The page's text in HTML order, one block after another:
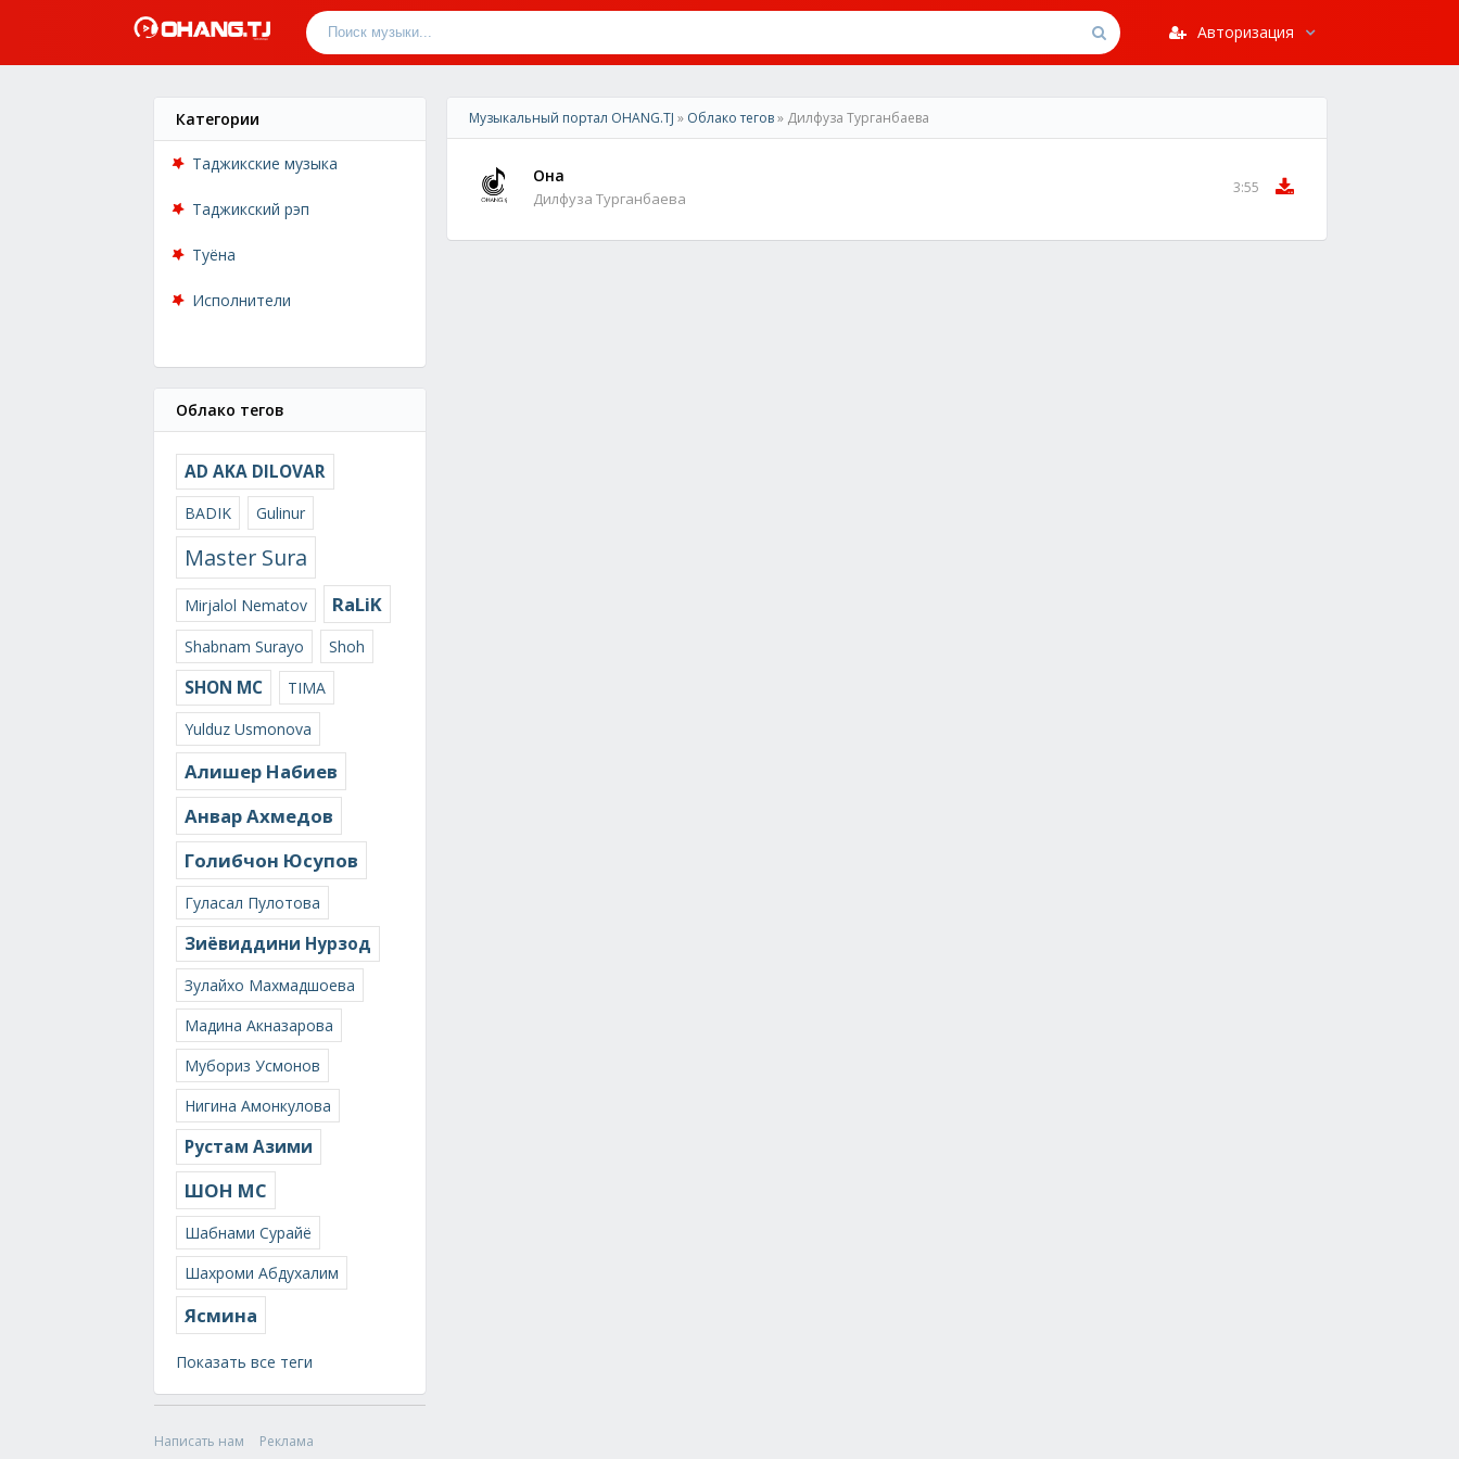
Авторизация
Категории
Таджикские музыка
Таджикский рэп
Туёна
Исполнители
Облако тегов
AD AKA DILOVAR
BADIK Gulinur
Master Sura
Mirjalol Nematov RaLiK
Shabnam Surayo Shoh
SHON MC
TIMA
Yulduz Usmonova
Алишер Набиев
Анвар Ахмедов
Голибчон Юсупов
Гуласал Пулотова
Зиёвиддини Нурзод
Зулайхо Махмадшоева
Мадина Акназарова
Мубориз Усмонов
Нигина Амонкулова
Рустам Азими
ШОН МС
Шабнами Сурайё
Шахроми Абдухалим
Ясмина
Показать все теги
Написать нам
Реклама
Музыкальный портал OHANG.TJ » Облако тегов» Дилфуза Турганбаева
Она
Дилфуза Турганбаева
3:55